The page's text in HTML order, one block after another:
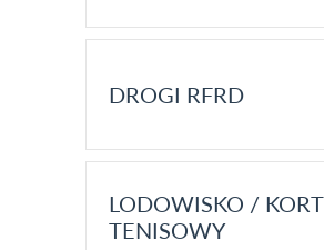
DROGI RFRD
LODOWISKO / KORT
TENISOWY